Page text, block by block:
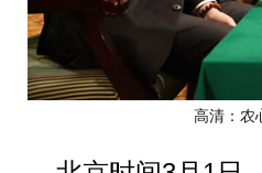
高清：农